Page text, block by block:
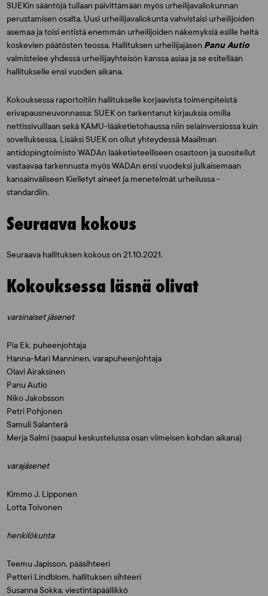
SUEKin sääntöjä tullaan päivittämään myös urheilijavaliokunnan
perustamisen osalta. Uusi urheilijavaliokunta vahvistaisi urheilijoiden
asemaa ja toisi entistä enemmän urheilijoiden näkemyksiä esille heitä
koskevien päätösten teossa. Hallituksen urheilijajäsen Panu Autio
valmistelee yhdessä urheilijayhteisön kanssa asiaa ja se esitellään
hallitukselle ensi vuoden aikana.
Kokouksessa raportoitiin hallitukselle korjaavista toimenpiteistä
erivapausneuvonnassa: SUEK on tarkentanut kirjauksia omilla
nettissivuillaan sekä KAMU-lääketietohaussa niin selainversiossa kuin
sovelluksessa. Lisäksi SUEK on ollut yhteydessä Maailman
antidopingtoimisto WADAn lääketieteelliseen osastoon ja suositellut
vastaavaa tarkennusta myös WADAn ensi vuodeksi julkaisemaan
kansainväliseen Kielletyt aineet ja menetelmät urheilussa -
standardiin.
Seuraava kokous
Seuraava hallituksen kokous on 21.10.2021.
Kokouksessa läsnä olivat
varsinaiset jäsenet
Pia Ek, puheenjohtaja
Hanna-Mari Manninen, varapuheenjohtaja
Olavi Airaksinen
Panu Autio
Niko Jakobsson
Petri Pohjonen
Samuli Salanterä
Merja Salmi (saapui keskustelussa osan viimeisen kohdan aikana)
varajäsenet
Kimmo J. Lipponen
Lotta Toivonen
henkilökunta
Teemu Japisson, pääsihteeri
Petteri Lindblom, hallituksen sihteeri
Susanna Sokka, viestintäpäällikkö